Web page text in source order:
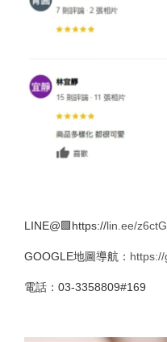
LINE@🟩https://lin.ee/
GOOGLE地圖導航： https://
電話：03-3358809#169